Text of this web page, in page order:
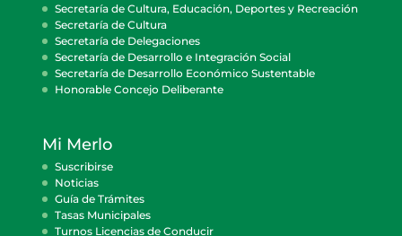
Secretaría de Cultura, Educación, Deportes y Recreación
Secretaría de Cultura
Secretaría de Delegaciones
Secretaría de Desarrollo e Integración Social
Secretaría de Desarrollo Económico Sustentable
Honorable Concejo Deliberante
Mi Merlo
Suscribirse
Noticias
Guía de Trámites
Tasas Municipales
Turnos Licencias de Conducir